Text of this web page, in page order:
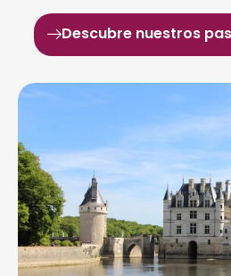
Descubre nuestros